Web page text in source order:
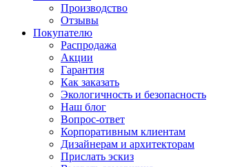
Производство
Отзывы
Покупателю
Распродажа
Акции
Гарантия
Как заказать
Экологичность и безопасность
Наш блог
Вопрос-ответ
Корпоративным клиентам
Дизайнерам и архитекторам
Прислать эскиз